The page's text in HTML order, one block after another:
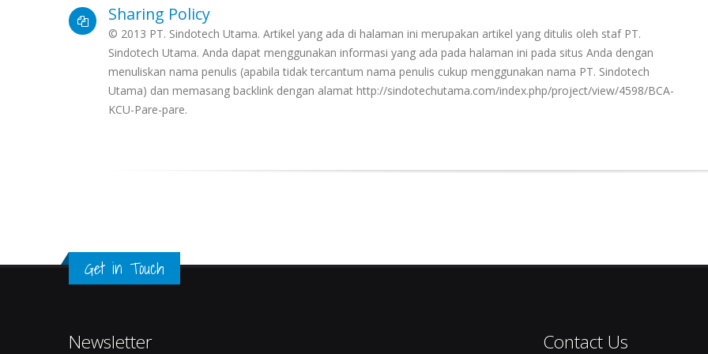
Sharing Policy
© 2013 PT. Sindotech Utama. Artikel yang ada di halaman ini merupakan artikel yang ditulis oleh staf PT.
Sindotech Utama. Anda dapat menggunakan informasi yang ada pada halaman ini pada situs Anda dengan
menuliskan nama penulis (apabila tidak tercantum nama penulis cukup menggunakan nama PT. Sindotech
Utama) dan memasang backlink dengan alamat http://sindotechutama.com/index.php/project/view/4598/BCA-
KCU-Pare-pare.
Get in Touch
Newsletter Contact Us